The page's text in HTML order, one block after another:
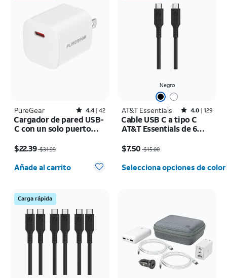
PureGear Rated4.4out of 5 stars with42reviews
4.4 42
Cargador de pared USB-
C con un solo puerto
30 W
$22.39$31.99
Cantidad seleccionada: 0
Añade al carrito
Negro
AT&T Essentials Rated4out of 5 stars with129reviews
4.0 129
Cable USB C a tipo C
AT&T Essentials de 6
$7.50 $15.00
Selecciona opciones de color
Carga rápida